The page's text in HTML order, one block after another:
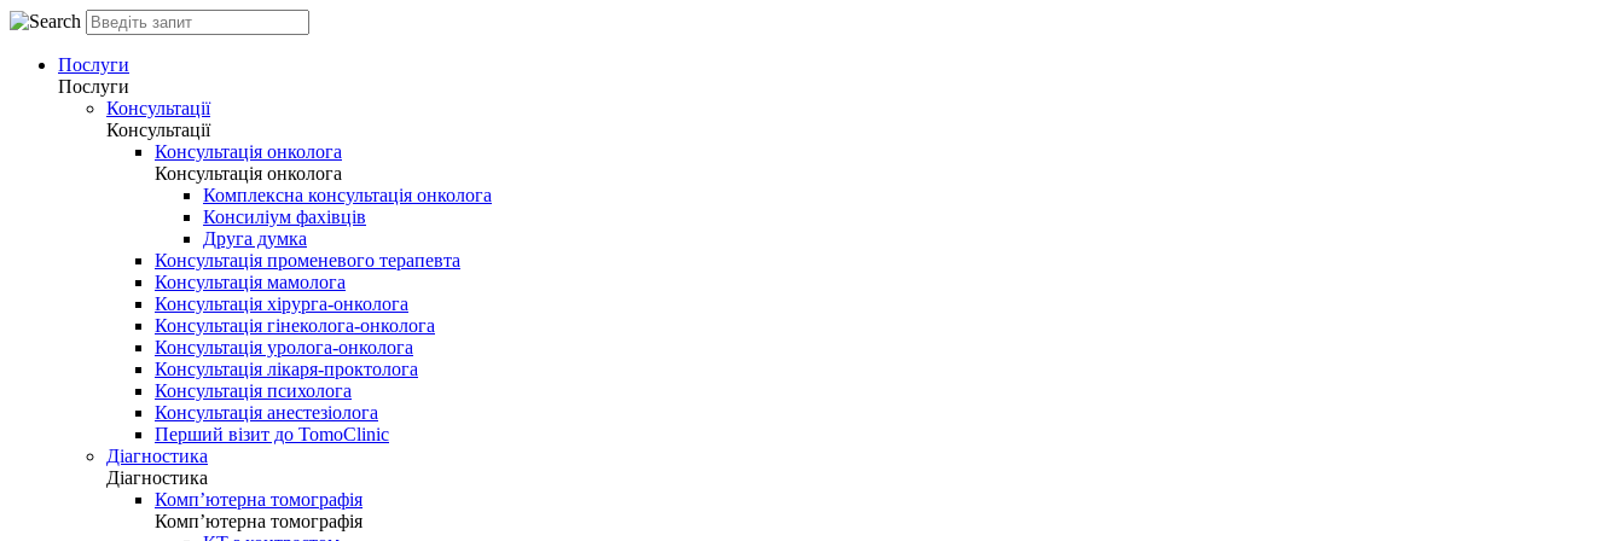
Послуги
Послуги
Консультації
Консультації
Консультація онколога
Консультація онколога
Комплексна консультація онколога
Консиліум фахівців
Друга думка
Консультація променевого терапевта
Консультація мамолога
Консультація хірурга-онколога
Консультація гінеколога-онколога
Консультація уролога-онколога
Консультація лікаря-проктолога
Консультація психолога
Консультація анестезіолога
Перший візит до TomoClinic
Діагностика
Діагностика
Комп’ютерна томографія
Комп’ютерна томографія